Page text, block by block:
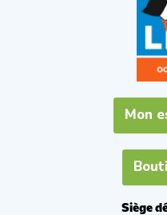
Mon
Siège